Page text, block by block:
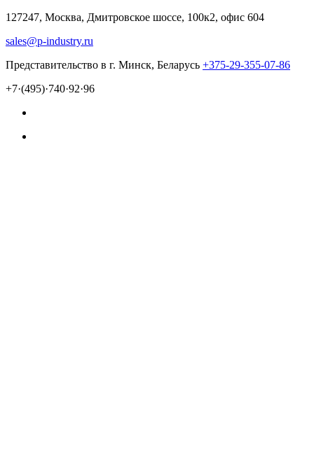
127247, Москва, Дмитровское шоссе, 100к2, офис 604
sales@p-industry.ru
Представительство в г. Минск, Беларусь +375-29-355-07-86
+7·(495)·740·92·96